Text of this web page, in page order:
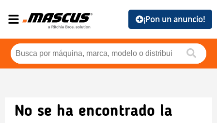
¡Pon un anuncio!
No se ha encontrado la